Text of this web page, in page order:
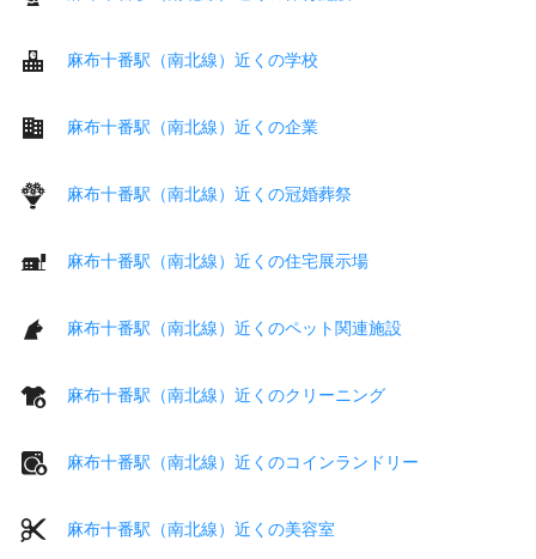
麻布十番駅（南北線）近くの学校
麻布十番駅（南北線）近くの企業
麻布十番駅（南北線）近くの冠婚葬祭
麻布十番駅（南北線）近くの住宅展示場
麻布十番駅（南北線）近くのペット関連施設
麻布十番駅（南北線）近くのクリーニング
麻布十番駅（南北線）近くのコインランドリー
麻布十番駅（南北線）近くの美容室